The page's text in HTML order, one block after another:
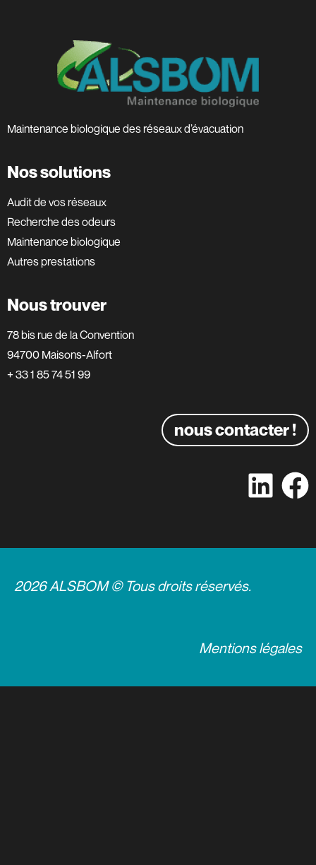
Maintenance biologique des réseaux d’évacuation
Nos solutions
Audit de vos réseaux
Recherche des odeurs
Maintenance biologique
Autres prestations
Nous trouver
78 bis rue de la Convention
94700 Maisons-Alfort
+ 33 1 85 74 51 99
nous contacter !
2026 ALSBOM © Tous droits réservés.
Mentions légales